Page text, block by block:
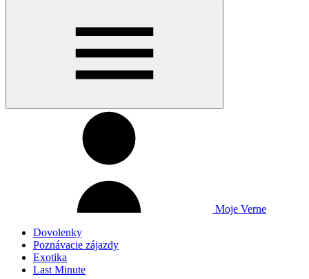
Moje Verne
Dovolenky
Poznávacie zájazdy
Exotika
Last Minute